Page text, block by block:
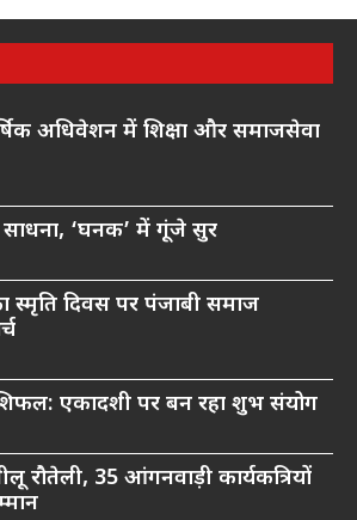
अधिवेशन में शिक्षा और समाजसेवा
‘घनक’ में गूंजे सुर
स्मृति दिवस पर पंजाबी समाज
एकादशी पर बन रहा शुभ संयोग
रौतेली, 35 आंगनवाड़ी कार्यकत्रियों